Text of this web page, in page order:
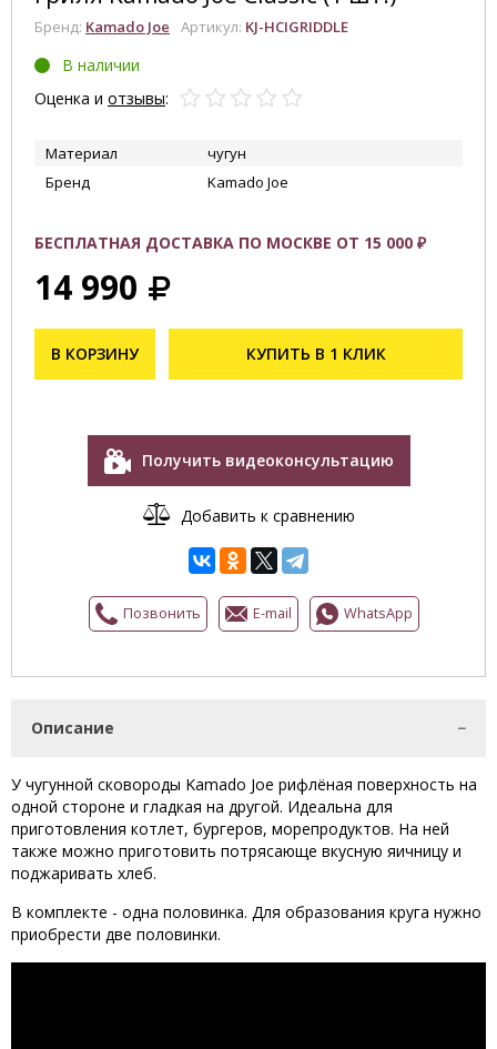
Бренд: Kamado Joe Артикул: KJ-HCIGRIDDLE
В наличии
Оценка и отзывы:
Материал
чугун
Бренд
Kamado Joe
БЕСПЛАТНАЯ ДОСТАВКА ПО МОСКВЕ ОТ 15 000 ₽
14 990
В КОРЗИНУ КУПИТЬ В 1 КЛИК
Получить видеоконсультацию
Добавить к сравнению
Позвонить E-mail WhatsApp
Описание
У чугунной сковороды Kamado Joe рифлёная поверхность на
одной стороне и гладкая на другой. Идеальна для
приготовления котлет, бургеров, морепродуктов. На ней
также можно приготовить потрясающе вкусную яичницу и
поджаривать хлеб.
В комплекте - одна половинка. Для образования круга нужно
приобрести две половинки.